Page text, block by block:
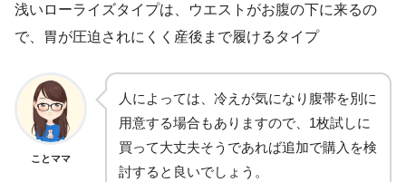
浅いローライズタイプは、ウエストがお腹の下に来るの
で、胃が圧迫されにくく産後まで履けるタイプ
ことママ
人によっては、冷えが気になり腹帯を別に
用意する場合もありますので、1枚試しに
買って大丈夫そうであれば追加で購入を検
討すると良いでしょう。